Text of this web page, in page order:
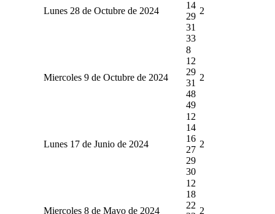
Lunes 28 de Octubre de 2024
14
29
31
33
2
Miercoles 9 de Octubre de 2024
8
12
29
31
48
49
2
Lunes 17 de Junio de 2024
12
14
16
27
29
30
2
Miercoles 8 de Mayo de 2024
12
18
22
2